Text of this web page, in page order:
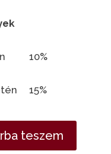
10%
15%
teszem